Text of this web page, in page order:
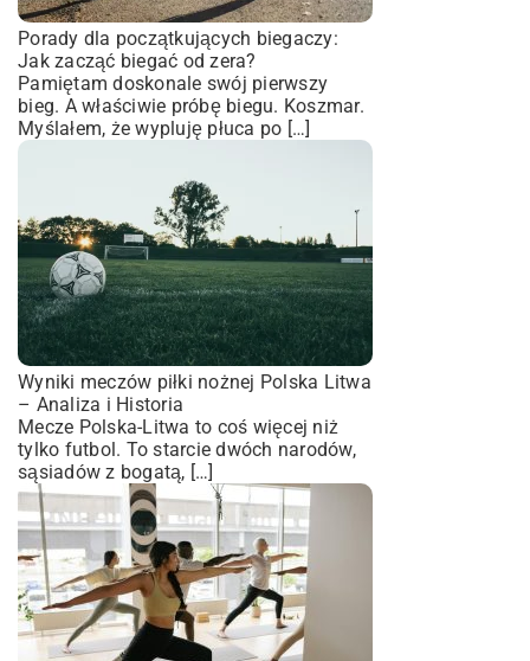
Porady dla początkujących biegaczy:
Jak zacząć biegać od zera?
Pamiętam doskonale swój pierwszy
bieg. A właściwie próbę biegu. Koszmar.
Myślałem, że wypluję płuca po […]
Wyniki meczów piłki nożnej Polska Litwa
– Analiza i Historia
Mecze Polska-Litwa to coś więcej niż
tylko futbol. To starcie dwóch narodów,
sąsiadów z bogatą, […]